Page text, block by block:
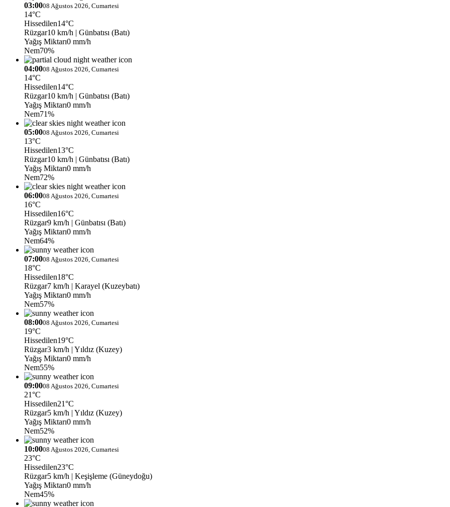
03:0008 Ağustos 2026, Cumartesi
14°C
Hissedilen14°C
Rüzgar10 km/h | Günbatısı (Batı)
Yağış Miktarı0 mm/h
Nem70%
04:0008 Ağustos 2026, Cumartesi
14°C
Hissedilen14°C
Rüzgar10 km/h | Günbatısı (Batı)
Yağış Miktarı0 mm/h
Nem71%
05:0008 Ağustos 2026, Cumartesi
13°C
Hissedilen13°C
Rüzgar10 km/h | Günbatısı (Batı)
Yağış Miktarı0 mm/h
Nem72%
06:0008 Ağustos 2026, Cumartesi
16°C
Hissedilen16°C
Rüzgar9 km/h | Günbatısı (Batı)
Yağış Miktarı0 mm/h
Nem64%
07:0008 Ağustos 2026, Cumartesi
18°C
Hissedilen18°C
Rüzgar7 km/h | Karayel (Kuzeybatı)
Yağış Miktarı0 mm/h
Nem57%
08:0008 Ağustos 2026, Cumartesi
19°C
Hissedilen19°C
Rüzgar3 km/h | Yıldız (Kuzey)
Yağış Miktarı0 mm/h
Nem55%
09:0008 Ağustos 2026, Cumartesi
21°C
Hissedilen21°C
Rüzgar5 km/h | Yıldız (Kuzey)
Yağış Miktarı0 mm/h
Nem52%
10:0008 Ağustos 2026, Cumartesi
23°C
Hissedilen23°C
Rüzgar5 km/h | Keşişleme (Güneydoğu)
Yağış Miktarı0 mm/h
Nem45%